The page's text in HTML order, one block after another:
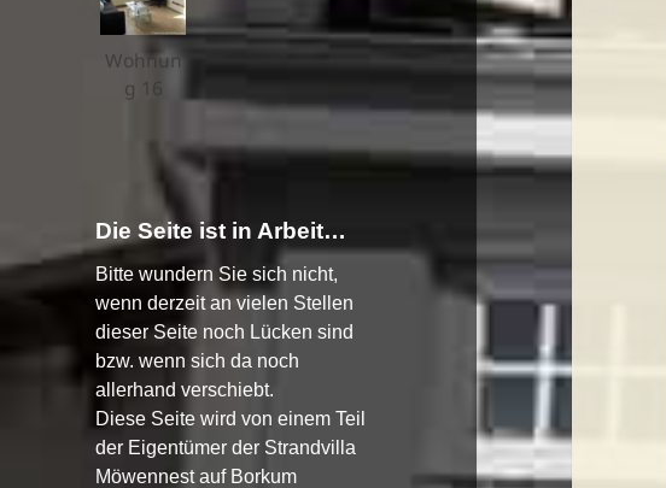
Wohnun
g 16
Die Seite ist in Arbeit…
Bitte wundern Sie sich nicht,
wenn derzeit an vielen Stellen
dieser Seite noch Lücken sind
bzw. wenn sich da noch
allerhand verschiebt.
Diese Seite wird von einem Teil
der Eigentümer der Strandvilla
Möwennest auf Borkum